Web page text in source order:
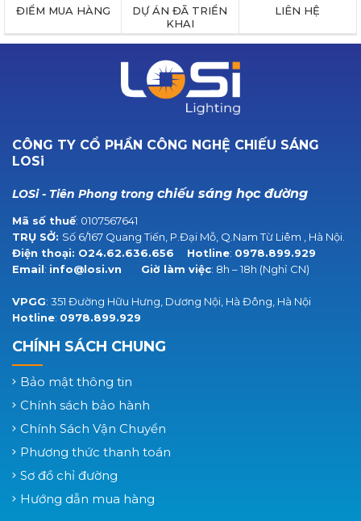
ĐIỂM MUA HÀNG
DỰ ÁN ĐÃ TRIỂN
KHAI
LIÊN HỆ
CÔNG TY CỔ PHẦN CÔNG NGHỆ CHIẾU SÁNG
LOSi
LOSi - Tiên Phong trong chiếu sáng học đường
Mã số thuế: 0107567641
TRỤ SỞ: Số 6/167 Quang Tiến, P.Đại Mỗ, Q.Nam Từ Liêm , Hà Nội.
Điện thoại: O24.62.636.656 Hotline: 0978.899.929
Email: info@losi.vn Giờ làm việc: 8h – 18h (Nghỉ CN)
VPGG: 351 Đường Hữu Hưng, Dương Nội, Hà Đông, Hà Nội
Hotline: 0978.899.929
CHÍNH SÁCH CHUNG
Bảo mật thông tin
Chính sách bảo hành
Chính Sách Vận Chuyển
Phương thức thanh toán
Sơ đồ chỉ đường
Hướng dẫn mua hàng